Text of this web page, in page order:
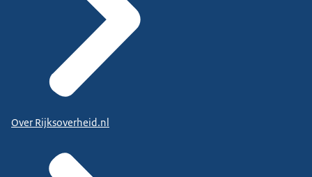
Over Rijksoverheid.nl